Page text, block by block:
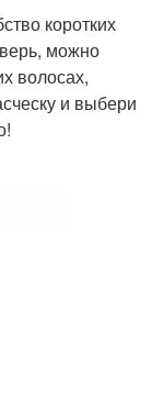
коротких
можно
волосах,
и выбери